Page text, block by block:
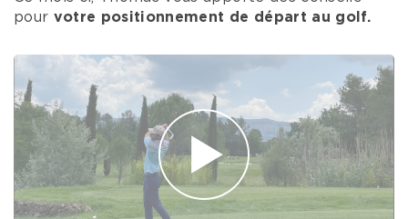
pour votre positionnement de départ au golf.